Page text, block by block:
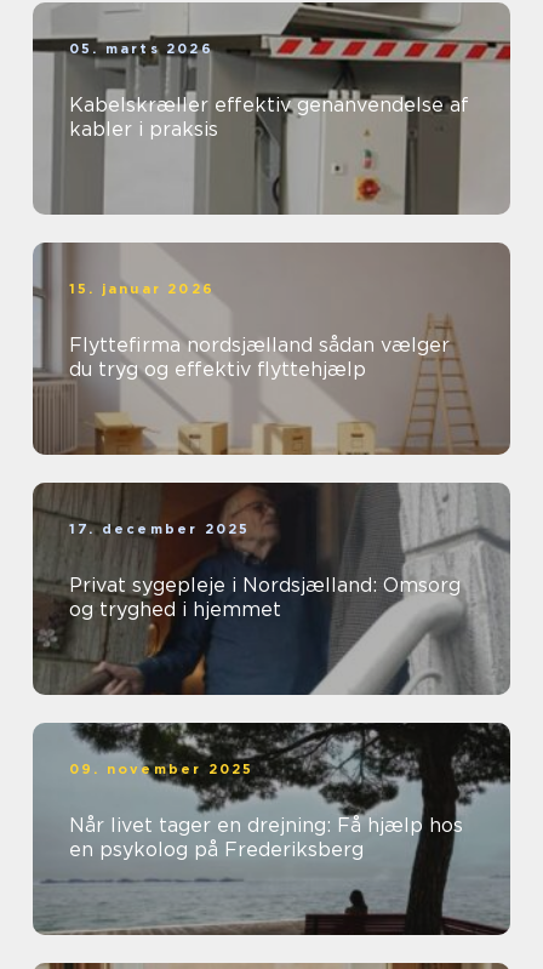
05. marts 2026
Kabelskræller effektiv genanvendelse af
kabler i praksis
15. januar 2026
Flyttefirma nordsjælland sådan vælger
du tryg og effektiv flyttehjælp
17. december 2025
Privat sygepleje i Nordsjælland: Omsorg
og tryghed i hjemmet
09. november 2025
Når livet tager en drejning: Få hjælp hos
en psykolog på Frederiksberg